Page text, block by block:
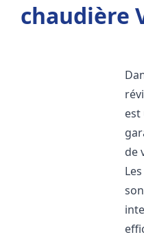
chaudière
est
de